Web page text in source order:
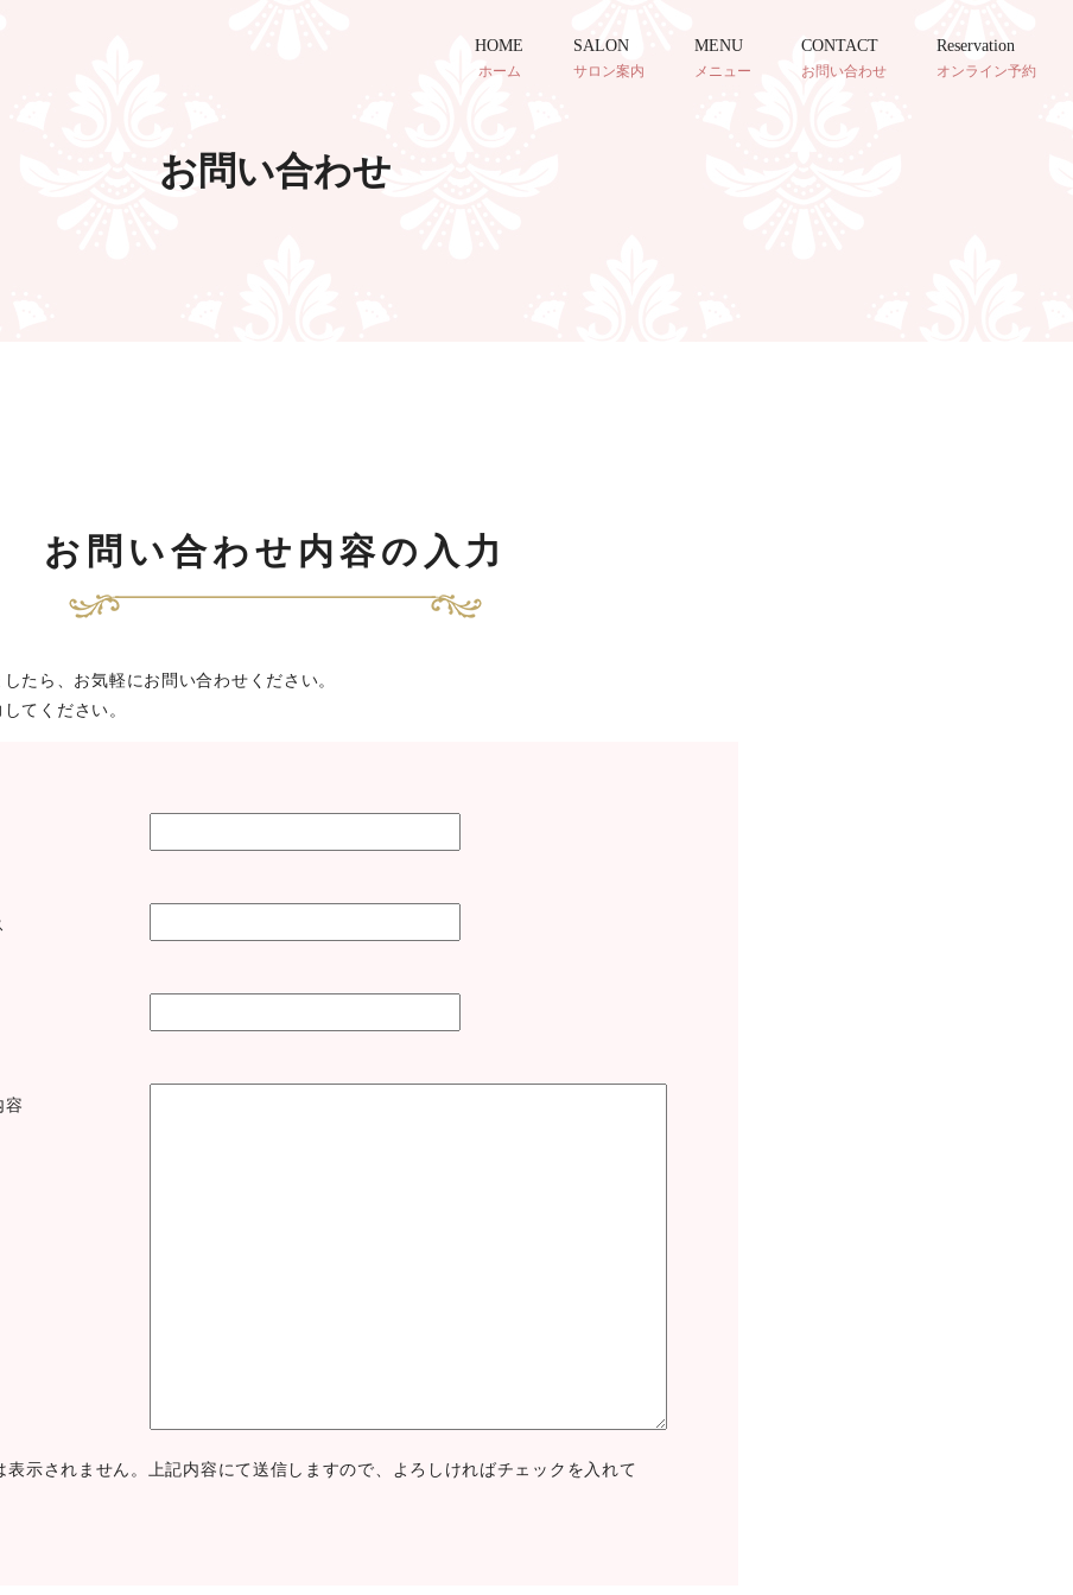
HOME
ホーム
SALON
サロン案内
MENU
メニュー
CONTACT
お問い合わせ
Reservation
オンライン予約
お問い合わせ
お問い合わせ内容の入力
たら、お気軽にお問い合わせください。
てください。
容
表示されません。上記内容にて送信しますので、よろしければチェックを入れて